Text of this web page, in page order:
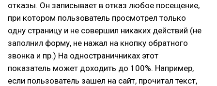
отказы. Он записывает в отказ любое посещение,
при котором пользователь просмотрел только
одну страницу и не совершил никаких действий (не
заполнил форму, не нажал на кнопку обратного
звонка и пр.) На одностраничниках этот
показатель может доходить до 100%. Например,
если пользователь зашел на сайт, прочитал текст,